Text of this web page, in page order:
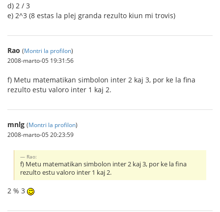
d) 2 / 3
e) 2^3 (8 estas la plej granda rezulto kiun mi trovis)
Rao (Montri la profilon)
2008-marto-05 19:31:56
f) Metu matematikan simbolon inter 2 kaj 3, por ke la fina
rezulto estu valoro inter 1 kaj 2.
mnlg (Montri la profilon)
2008-marto-05 20:23:59
Rao:
f) Metu matematikan simbolon inter 2 kaj 3, por ke la fina
rezulto estu valoro inter 1 kaj 2.
2 % 3